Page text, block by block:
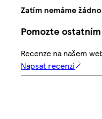
Zatím nemáme
Pomozte
Recenze na našem
Napsat recenzi